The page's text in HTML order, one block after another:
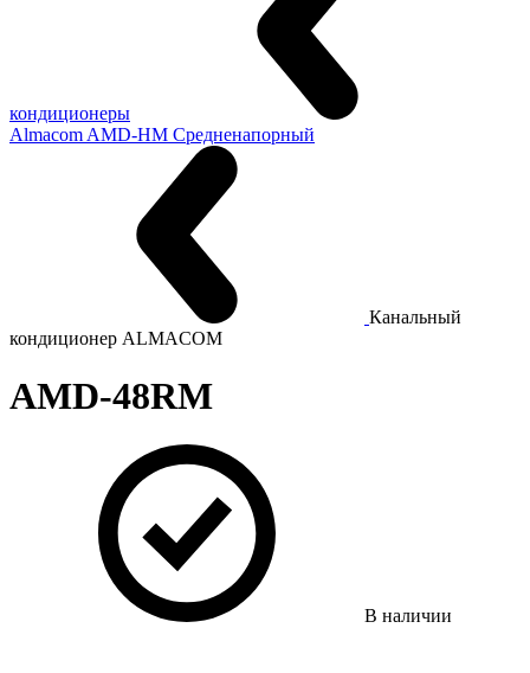
кондиционеры
Almacom AMD-HM Средненапорный
Канальный
кондиционер ALMACOM
AMD-48RМ
В наличии